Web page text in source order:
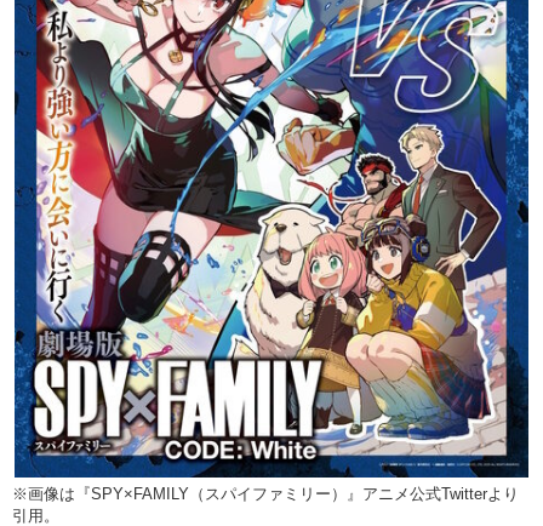
※画像は『SPY×FAMILY（スパイファミリー）』アニメ公式Twitterより
引用。